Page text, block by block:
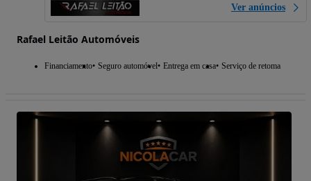
Ver anúncios
Rafael Leitão Automóveis
Financiamento Seguro automóvel Entrega em casa Serviço de retoma